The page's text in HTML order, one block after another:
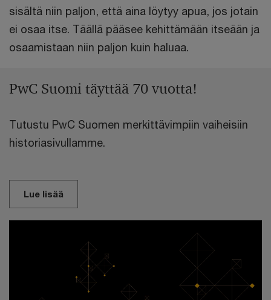
sisältä niin paljon, että aina löytyy apua, jos jotain
ei osaa itse. Täällä pääsee kehittämään itseään ja
osaamistaan niin paljon kuin haluaa.
PwC Suomi täyttää 70 vuotta!
Tutustu PwC Suomen merkittävimpiin vaiheisiin
historiasivullamme.
Lue lisää